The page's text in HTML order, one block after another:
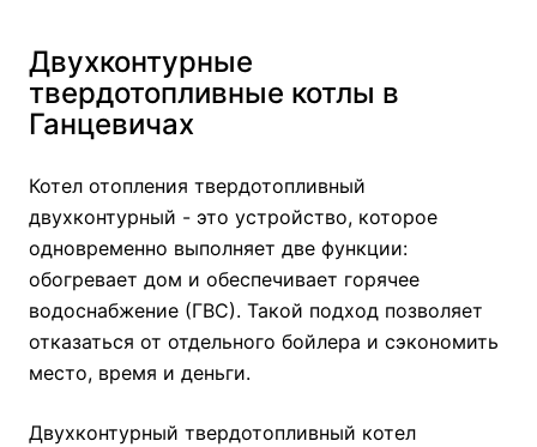
Двухконтурные
твердотопливные котлы в
Ганцевичах
Котел отопления твердотопливный
двухконтурный - это устройство, которое
одновременно выполняет две функции:
обогревает дом и обеспечивает горячее
водоснабжение (ГВС). Такой подход позволяет
отказаться от отдельного бойлера и сэкономить
место, время и деньги.
Двухконтурный твердотопливный котел